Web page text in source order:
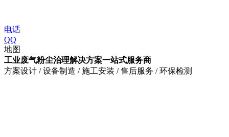
电话
QQ
地图
工业废气粉尘治理解决方案一站式服务商
方案设计 / 设备制造 / 施工安装 / 售后服务 / 环保检测